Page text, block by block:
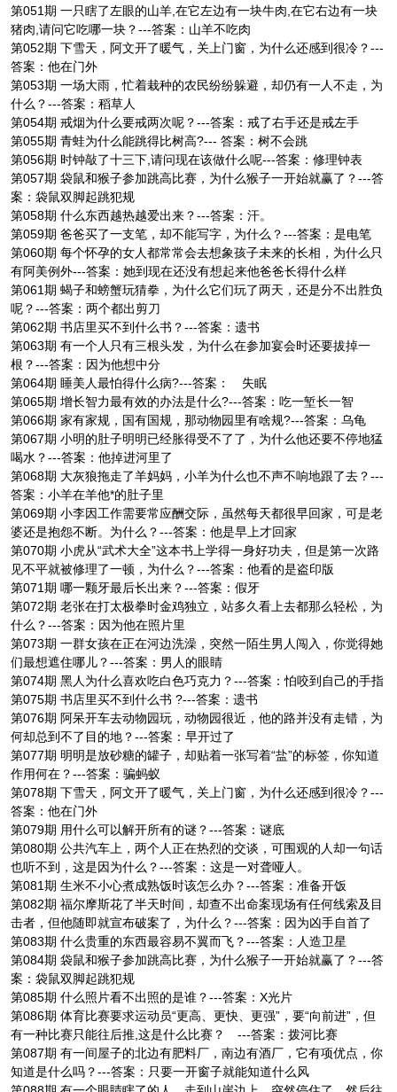
第051期 一只瞎了左眼的山羊,在它左边有一块牛肉,在它右边有一块
猪肉,请问它吃哪一块？---答案：山羊不吃肉
第052期 下雪天，阿文开了暖气，关上门窗，为什么还感到很冷？---
答案：他在门外
第053期 一场大雨，忙着栽种的农民纷纷躲避，却仍有一人不走，为
什么？---答案：稻草人
第054期 戒烟为什么要戒两次呢？---答案：戒了右手还是戒左手
第055期 青蛙为什么能跳得比树高?--- 答案：树不会跳
第056期 时钟敲了十三下,请问现在该做什么呢---答案：修理钟表
第057期 袋鼠和猴子参加跳高比赛，为什么猴子一开始就赢了？---答
案：袋鼠双脚起跳犯规
第058期 什么东西越热越爱出来？---答案：汗。
第059期 爸爸买了一支笔，却不能写字，为什么？---答案：是电笔
第060期 每个怀孕的女人都常常会去想象孩子未来的长相，为什么只
有阿美例外---答案：她到现在还没有想起来他爸爸长得什么样
第061期 蝎子和螃蟹玩猜拳，为什么它们玩了两天，还是分不出胜负
呢？---答案：两个都出剪刀
第062期 书店里买不到什么书？---答案：遗书
第063期 有一个人只有三根头发，为什么在参加宴会时还要拔掉一
根？---答案：因为他想中分
第064期 睡美人最怕得什么病?---答案： 失眠
第065期 增长智力最有效的办法是什么?---答案：吃一堑长一智
第066期 家有家规，国有国规，那动物园里有啥规?---答案：乌龟
第067期 小明的肚子明明已经胀得受不了了，为什么他还要不停地猛
喝水？---答案：他掉进河里了
第068期 大灰狼拖走了羊妈妈，小羊为什么也不声不响地跟了去？---
答案：小羊在羊他*的肚子里
第069期 小李因工作需要常应酬交际，虽然每天都很早回家，可是老
婆还是抱怨不断。为什么？---答案：他是早上才回家
第070期 小虎从“武术大全”这本书上学得一身好功夫，但是第一次路
见不平就被修理了一顿，为什么？---答案：他看的是盗印版
第071期 哪一颗牙最后长出来？---答案：假牙
第072期 老张在打太极拳时金鸡独立，站多久看上去都那么轻松，为
什么？---答案：因为他在照片里
第073期 一群女孩在正在河边洗澡，突然一陌生男人闯入，你觉得她
们最想遮住哪儿？---答案：男人的眼睛
第074期 黑人为什么喜欢吃白色巧克力？---答案：怕咬到自己的手指
第075期 书店里买不到什么书 ?---答案：遗书
第076期 阿呆开车去动物园玩，动物园很近，他的路并没有走错，为
何却总到不了目的地？---答案：早开过了
第077期 明明是放砂糖的罐子，却贴着一张写着“盐”的标签，你知道
作用何在？---答案：骗蚂蚁
第078期 下雪天，阿文开了暖气，关上门窗，为什么还感到很冷？---
答案：他在门外
第079期 用什么可以解开所有的谜？---答案：谜底
第080期 公共汽车上，两个人正在热烈的交谈，可围观的人却一句话
也听不到，这是因为什么？---答案：这是一对聋哑人。
第081期 生米不小心煮成熟饭时该怎么办？---答案：准备开饭
第082期 福尔摩斯花了半天时间，却查不出命案现场有任何线索及目
击者，但他随即就宣布破案了，为什么？---答案：因为凶手自首了
第083期 什么贵重的东西最容易不翼而飞？---答案：人造卫星
第084期 袋鼠和猴子参加跳高比赛，为什么猴子一开始就赢了？---答
案：袋鼠双脚起跳犯规
第085期 什么照片看不出照的是谁？---答案：X光片
第086期 体育比赛要求运动员“更高、更快、更强”，要“向前进”，但
有一种比赛只能往后推,这是什么比赛？ ---答案：拨河比赛
第087期 有一间屋子的北边有肥料厂，南边有酒厂，它有项优点，你
知道是什么吗？---答案：只要一开窗子就能知道什么风